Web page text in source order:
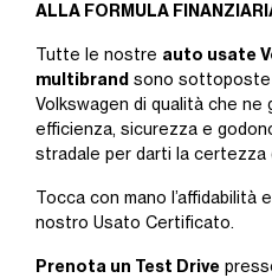
ALLA FORMULA
Tutte le nostre auto usate
multibrand sono sottoposte
Volkswagen di qualità che
efficienza, sicurezza e
stradale per darti la certezza
Tocca con mano l’affidabilità
nostro Usato Certificato.
Prenota un Test Drive